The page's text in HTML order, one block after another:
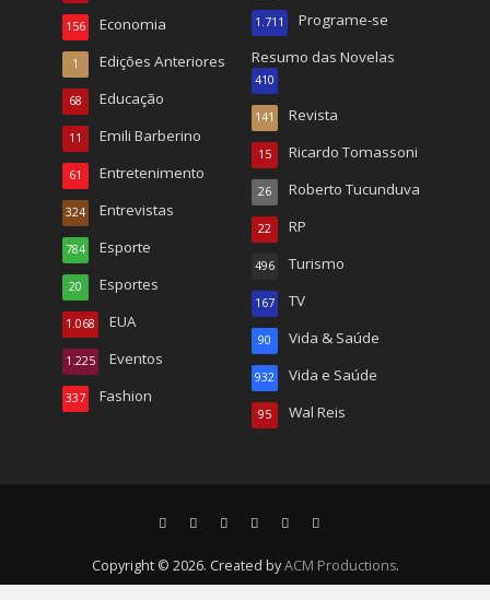
Economia
156
Edições Anteriores
1
Educação
68
Emili Barberino
11
Entretenimento
61
Entrevistas
324
Esporte
784
Esportes
20
EUA
1.068
Eventos
1.225
Fashion
337
Programe-se
1.711
Resumo das Novelas
410
Revista
141
Ricardo Tomassoni
15
Roberto Tucunduva
26
RP
22
Turismo
496
TV
167
Vida & Saúde
90
Vida e Saúde
932
Wal Reis
95
Copyright © 2026. Created byACM Productions.